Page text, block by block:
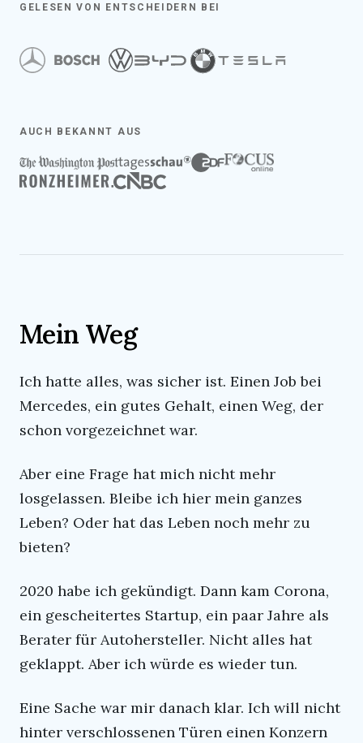
GELESEN VON ENTSCHEIDERN BEI
AUCH BEKANNT AUS
Mein Weg
Ich hatte alles, was sicher ist. Einen Job bei
Mercedes, ein gutes Gehalt, einen Weg, der
schon vorgezeichnet war.
Aber eine Frage hat mich nicht mehr
losgelassen. Bleibe ich hier mein ganzes
Leben? Oder hat das Leben noch mehr zu
bieten?
2020 habe ich gekündigt. Dann kam Corona,
ein gescheitertes Startup, ein paar Jahre als
Berater für Autohersteller. Nicht alles hat
geklappt. Aber ich würde es wieder tun.
Eine Sache war mir danach klar. Ich will nicht
hinter verschlossenen Türen einen Konzern